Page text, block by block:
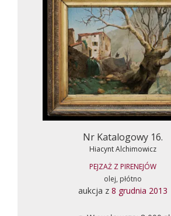
Nr Katalogowy 16.
Hiacynt Alchimowicz
PEJZAŻ Z PIRENEJÓW
olej, płótno
aukcja z 8 grudnia 2013